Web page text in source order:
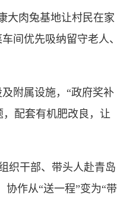
大肉兔基地让村民在家
间优先吸纳留守老人、
附属设施，“政府奖补
配套有机肥改良，让
织干部、带头人赴青岛
作从“送一程”变为“带